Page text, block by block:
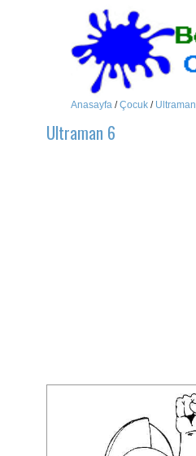
Anasayfa /Çocuk / Ultraman
Ultraman 6